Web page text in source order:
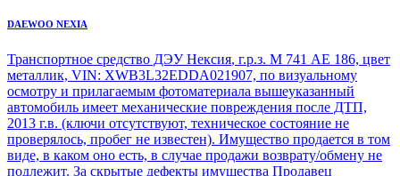
DAEWOO NEXIA
Транспортное средство ДЭУ Нексия, г.р.з. М 741 АЕ 186, цвет
металлик, VIN: XWB3L32EDDA021907, по визуальному
осмотру и прилагаемым фотоматериала вышеуказанный
автомобиль имеет механические повреждения после ДТП,
2013 г.в. (ключи отсутствуют, техническое состояние не
проверялось, пробег не известен). Имущество продается в том
виде, в каком оно есть, в случае продажи возврату/обмену не
подлежит. За скрытые дефекты имущества Продавец